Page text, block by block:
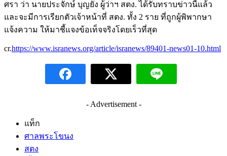
ศรา ว่า นายประจักษ์ บุญยัง ผู้ว่าฯ สตง. ได้รับทราบข่าวนี้แล้ว
และจะมีการเรียกตัวเจ้าหน้าที่ สตง. ทั้ง 2 ราย ที่ถูกผู้พิพากษา
แจ้งความ ให้มาชี้แจงข้อเท็จจริงโดยเร็วที่สุด
cr.https://www.isranews.org/article/isranews/89401-news01-10.html
- Advertisement -
แท็ก
ศาลพระโขนง
สตง